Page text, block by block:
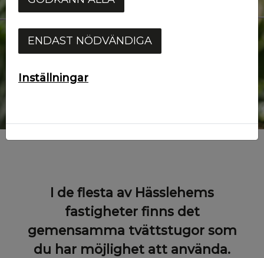
I de flesta av Hässlehems
fastigheter finns det
gemensamma tvättstugor som
du har möjlighet att använda.
ENDAST NÖDVÄNDIGA
Inställningar